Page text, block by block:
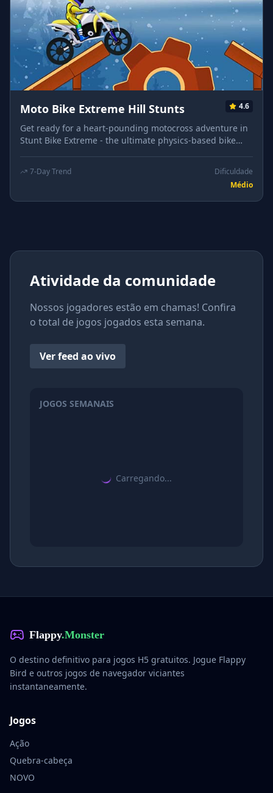
Moto Bike Extreme Hill Stunts 4.6
Get ready for a heart-pounding motocross adventure in
Stunt Bike Extreme - the ultimate physics-based bike
dropping flips, jumps, and tricks. Skill-Based Racing:
Precision and timing matter! Only the best riders will
conquer all stages. Extreme Tracks: Race across
Left Arrow: Break Front Flip: Up Arrow Back Flip: Down
7-Day Trend
Dificuldade
Médio
Atividade da comunidade
Nossos jogadores estão em chamas! Confira
o total de jogos jogados esta semana.
Ver feed ao vivo
JOGOS SEMANAIS
Carregando...
Flappy.Monster
O destino definitivo para jogos H5 gratuitos. Jogue Flappy
Bird e outros jogos de navegador viciantes
instantaneamente.
Jogos
Ação
Quebra-cabeça
NOVO